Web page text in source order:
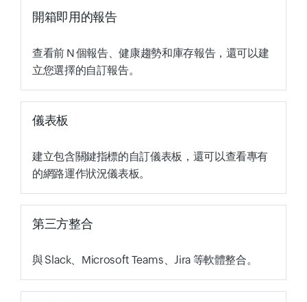
開箱即用的報告
查看前 N 個報告、健康趨勢和庫存報告，還可以建
立您選擇的自訂報告。
儀表板
建立包含關鍵指標的自訂儀表板，還可以查看專有
的網路運作狀況儀表板。
第三方整合
與 Slack、Microsoft Teams、Jira 等軟體整合。